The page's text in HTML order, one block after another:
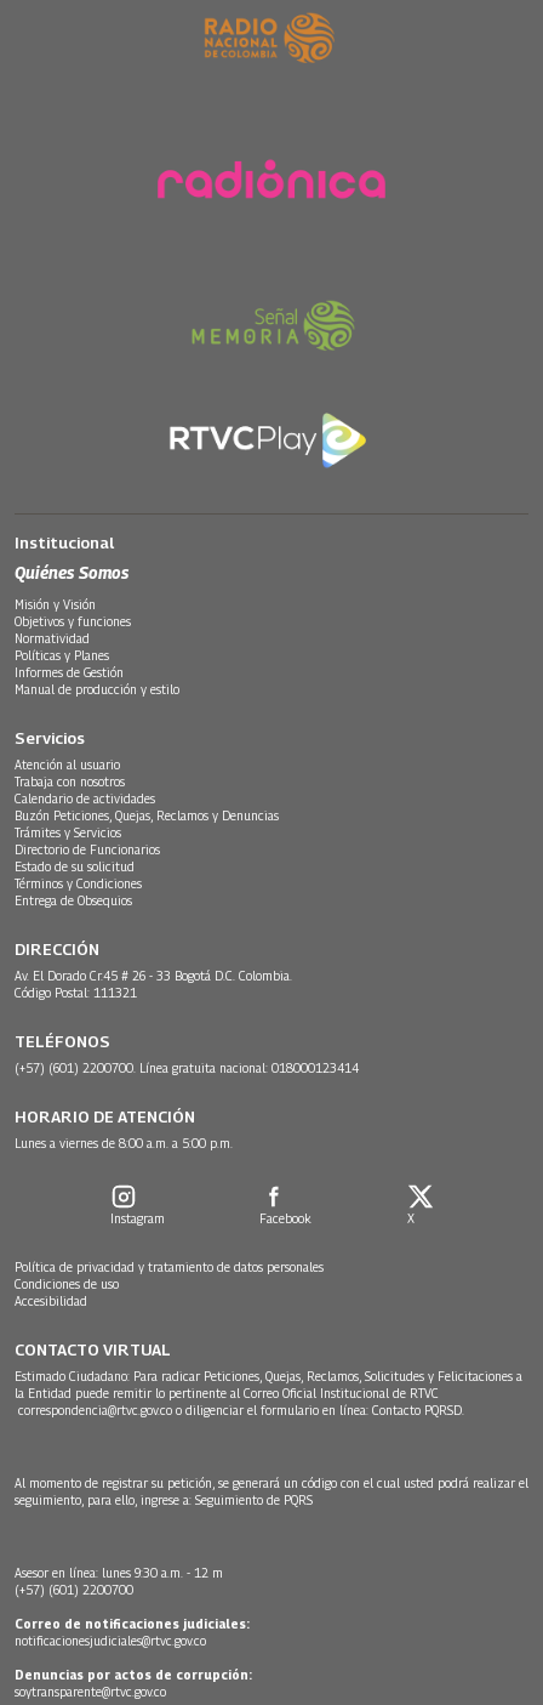
Institucional
Quiénes Somos
Misión y Visión
Objetivos y funciones
Normatividad
Políticas y Planes
Informes de Gestión
Manual de producción y estilo
Servicios
Atención al usuario
Trabaja con nosotros
Calendario de actividades
Buzón Peticiones, Quejas, Reclamos y Denuncias
Trámites y Servicios
Directorio de Funcionarios
Estado de su solicitud
Términos y Condiciones
Entrega de Obsequios
DIRECCIÓN
Av. El Dorado Cr.45 # 26 - 33 Bogotá D.C. Colombia.
Código Postal: 111321
TELÉFONOS
(+57) (601) 2200700. Línea gratuita nacional: 018000123414
HORARIO DE ATENCIÓN
Lunes a viernes de 8:00 a.m. a 5:00 p.m.
Instagram Facebook X
Política de privacidad y tratamiento de datos personales
Condiciones de uso
Accesibilidad
CONTACTO VIRTUAL
Estimado Ciudadano: Para radicar Peticiones, Quejas, Reclamos, Solicitudes y Felicitaciones a
la Entidad puede remitir lo pertinente al Correo Oficial Institucional de RTVC
correspondencia@rtvc.gov.co o diligenciar el formulario en línea: Contacto PQRSD.
Al momento de registrar su petición, se generará un código con el cual usted podrá realizar el
seguimiento, para ello, ingrese a: Seguimiento de PQRS
Asesor en línea: lunes 9:30 a.m. - 12 m
(+57) (601) 2200700
Correo de notificaciones judiciales:
notificacionesjudiciales@rtvc.gov.co
Denuncias por actos de corrupción:
soytransparente@rtvc.gov.co